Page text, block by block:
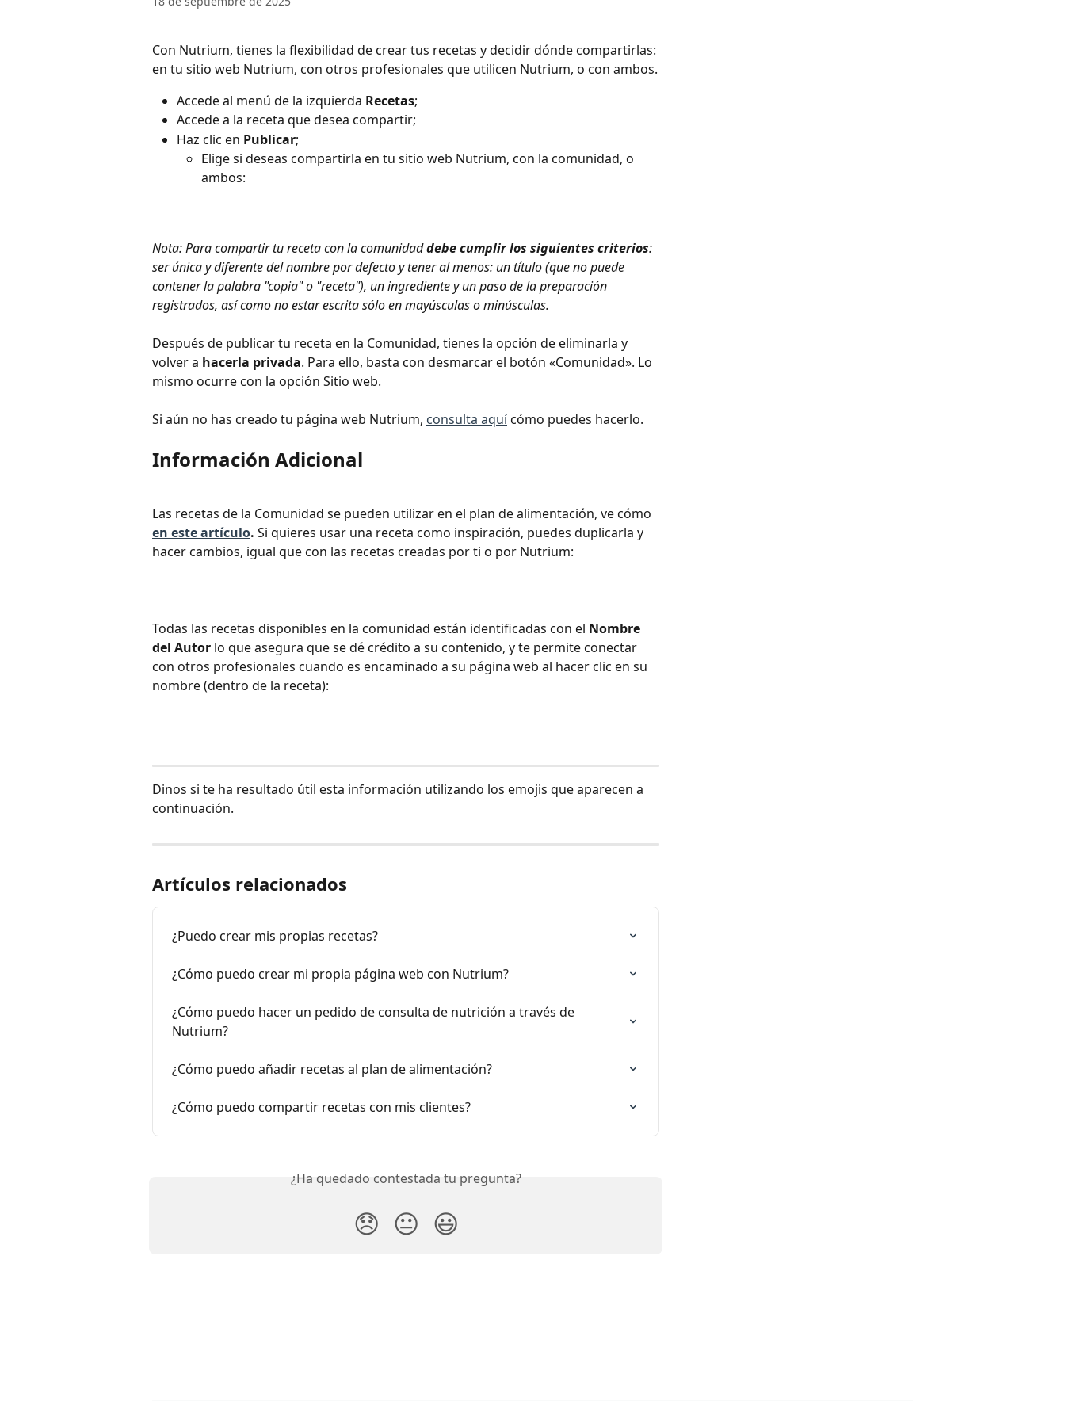
Con Nutrium, tienes la flexibilidad de crear tus recetas y decidir dónde compartirlas:
en tu sitio web Nutrium, con otros profesionales que utilicen Nutrium, o con ambos.
Accede al menú de la izquierda Recetas;
Accede a la receta que desea compartir;
Haz clic en Publicar;
Elige si deseas compartirla en tu sitio web Nutrium, con la comunidad, o
ambos:
Nota: Para compartir tu receta con la comunidad debe cumplir los siguientes criterios:
ser única y diferente del nombre por defecto y tener al menos: un título (que no puede
contener la palabra "copia" o "receta"), un ingrediente y un paso de la preparación
registrados, así como no estar escrita sólo en mayúsculas o minúsculas.
Después de publicar tu receta en la Comunidad, tienes la opción de eliminarla y
volver a hacerla privada. Para ello, basta con desmarcar el botón «Comunidad». Lo
mismo ocurre con la opción Sitio web.
Si aún no has creado tu página web Nutrium, consulta aquí cómo puedes hacerlo.​
Información Adicional
Las recetas de la Comunidad se pueden utilizar en el plan de alimentación, ve cómo
en este artículo. Si quieres usar una receta como inspiración, puedes duplicarla y
hacer cambios, igual que con las recetas creadas por ti o por Nutrium:
Todas las recetas disponibles en la comunidad están identificadas con el Nombre
del Autor lo que asegura que se dé crédito a su contenido, y te permite conectar
con otros profesionales cuando es encaminado a su página web al hacer clic en su
nombre (dentro de la receta):
Dinos si te ha resultado útil esta información utilizando los emojis que aparecen a
continuación.
Artículos relacionados
¿Puedo crear mis propias recetas?
¿Cómo puedo crear mi propia página web con Nutrium?
¿Cómo puedo hacer un pedido de consulta de nutrición a través de
Nutrium?
¿Cómo puedo añadir recetas al plan de alimentación?
¿Cómo puedo compartir recetas con mis clientes?
¿Ha quedado contestada tu pregunta?
😞 😐 😃